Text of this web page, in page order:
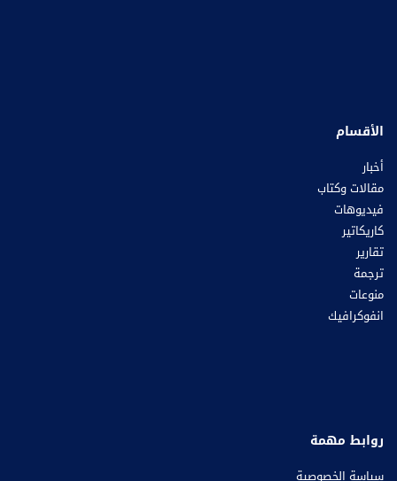
الأقسام
أخبار
مقالات وكتاب
فيديوهات
كاريكاتير
تقارير
ترجمة
منوعات
انفوكرافيك
روابط مهمة